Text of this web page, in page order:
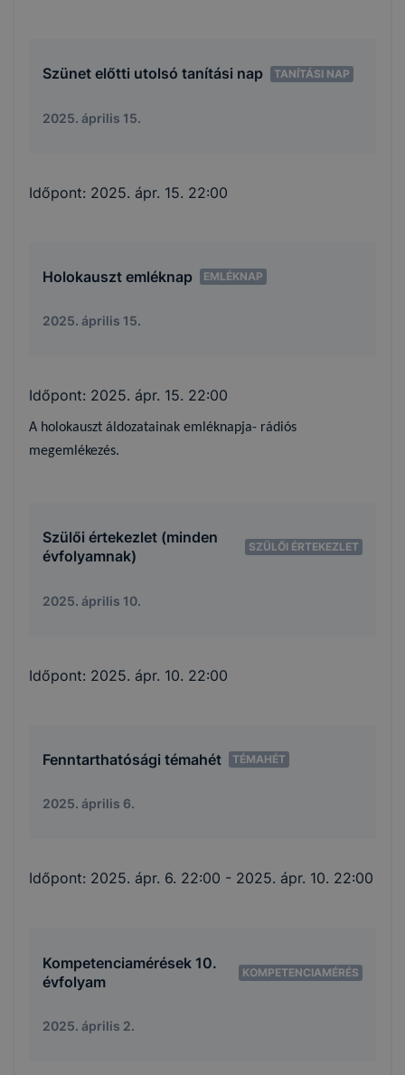
Szünet előtti utolsó tanítási nap TANÍTÁSI NAP
2025. április 15.
Időpont: 2025. ápr. 15. 22:00
Holokauszt emléknap EMLÉKNAP
2025. április 15.
Időpont: 2025. ápr. 15. 22:00
A holokauszt áldozatainak emléknapja- rádiós
megemlékezés.
Szülői értekezlet (minden
évfolyamnak)
SZÜLŐI ÉRTEKEZLET
2025. április 10.
Időpont: 2025. ápr. 10. 22:00
Fenntarthatósági témahét TÉMAHÉT
2025. április 6.
Időpont: 2025. ápr. 6. 22:00 - 2025. ápr. 10. 22:00
Kompetenciamérések 10.
évfolyam
KOMPETENCIAMÉRÉS
2025. április 2.